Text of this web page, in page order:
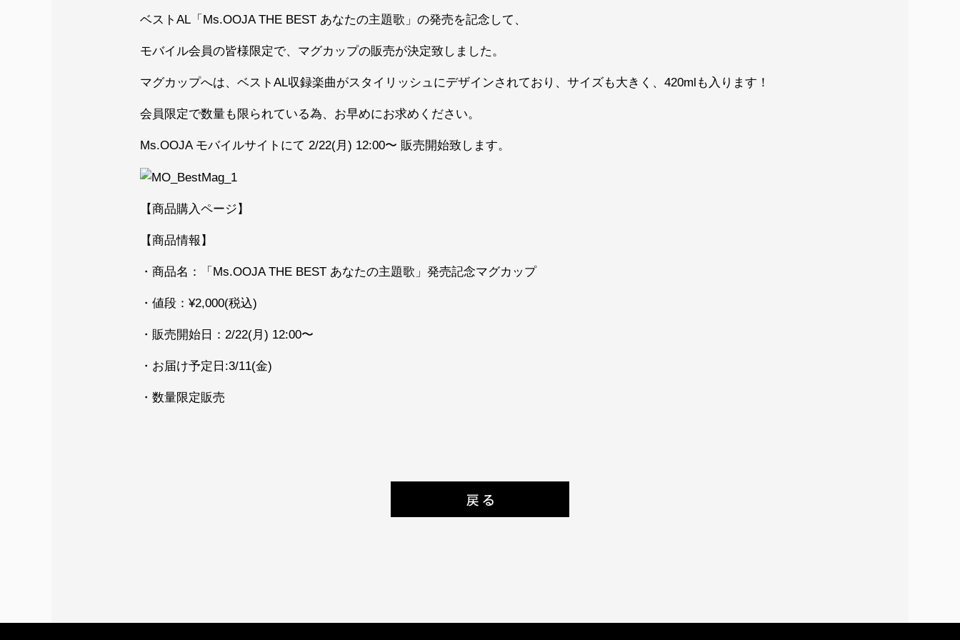
ベストAL「Ms.OOJA THE BEST あなたの主題歌」の発売を記念して、
モバイル会員の皆様限定で、マグカップの販売が決定致しました。
マグカップへは、ベストAL収録楽曲がスタイリッシュにデザインされており、サイズも大きく、420mlも入ります！
会員限定で数量も限られている為、お早めにお求めください。
Ms.OOJA モバイルサイトにて 2/22(月) 12:00〜 販売開始致します。
【商品購入ページ】
【商品情報】
・商品名：「Ms.OOJA THE BEST あなたの主題歌」発売記念マグカップ
・値段：¥2,000(税込)
・販売開始日：2/22(月) 12:00〜
・お届け予定日:3/11(金)
・数量限定販売